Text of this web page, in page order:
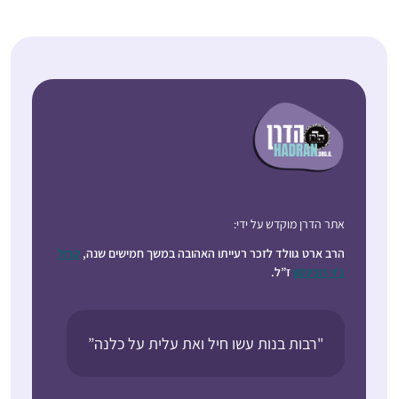
אתר הדרן מוקדש על ידי:
הרב ארט גוולד לזכר רעייתו האהובה במשך חמישים שנה, קרול
ג’וי רובינסון ז”ל.
"רבות בנות עשו חיל ואת עלית על כלנה”